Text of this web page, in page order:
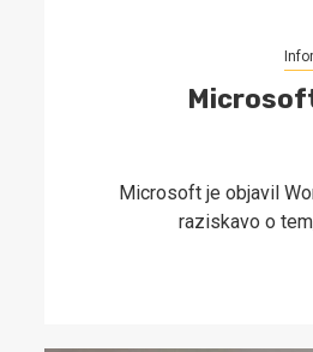
Microsoft je objavil
raziskavo o